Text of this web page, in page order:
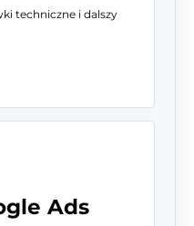
techniczne i dalszy
Ads